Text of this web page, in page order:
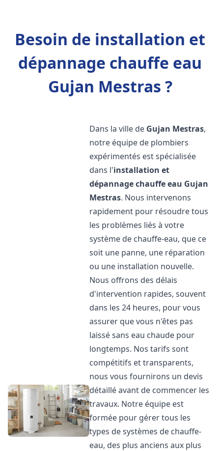
Besoin de installation et
dépannage chauffe eau
Gujan Mestras ?
Dans la ville de Gujan Mestras,
notre équipe de plombiers
expérimentés est spécialisée
dans l'installation et
dépannage chauffe eau Gujan
Mestras. Nous intervenons
rapidement pour résoudre tous
les problèmes liés à votre
système de chauffe-eau, que ce
soit une panne, une réparation
ou une installation nouvelle.
Nous offrons des délais
d'intervention rapides, souvent
dans les 24 heures, pour vous
assurer que vous n'êtes pas
laissé sans eau chaude pour
longtemps. Nos tarifs sont
compétitifs et transparents,
nous vous fournirons un devis
détaillé avant de commencer les
travaux. Notre équipe est
formée pour gérer tous les
types de systèmes de chauffe-
eau, des plus anciens aux plus